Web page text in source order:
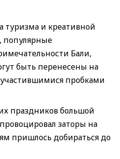
туризма и креативной
популярные
Бали,
быть перенесены на
участившимися пробками
праздников большой
заторы на
пришлось добираться до